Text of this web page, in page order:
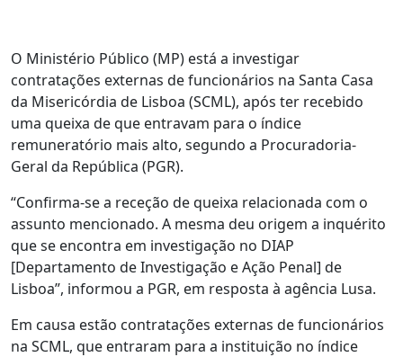
O Ministério Público (MP) está a investigar
contratações externas de funcionários na Santa Casa
da Misericórdia de Lisboa (SCML), após ter recebido
uma queixa de que entravam para o índice
remuneratório mais alto, segundo a Procuradoria-
Geral da República (PGR).
“Confirma-se a receção de queixa relacionada com o
assunto mencionado. A mesma deu origem a inquérito
que se encontra em investigação no DIAP
[Departamento de Investigação e Ação Penal] de
Lisboa”, informou a PGR, em resposta à agência Lusa.
Em causa estão contratações externas de funcionários
na SCML, que entraram para a instituição no índice